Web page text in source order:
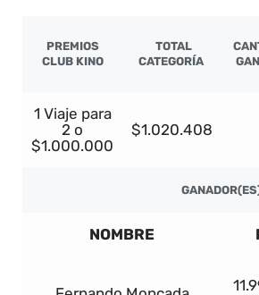
PREMIOS
CLUB KINO
TOTAL
CATEGORÍA
1 Viaje para
2 o
$1.000.000
$1.020.408
NOMBRE